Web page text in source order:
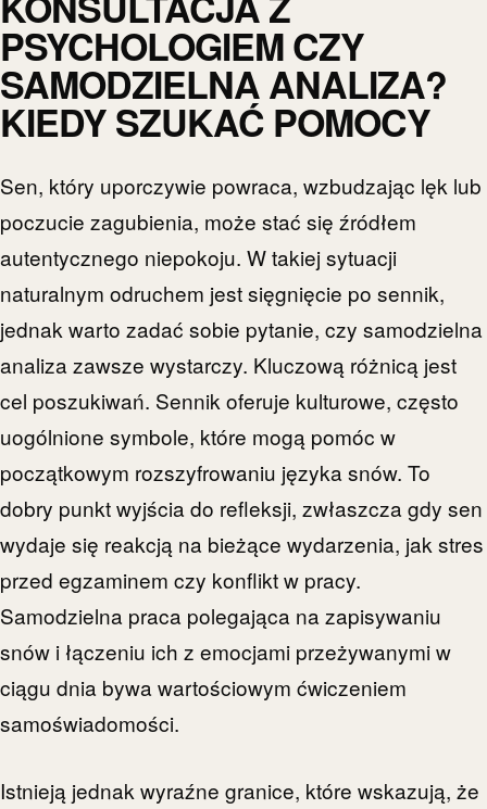
PSYCHOLOGIEM CZY
SAMODZIELNA ANALIZA?
KIEDY SZUKAĆ POMOCY
Sen, który uporczywie powraca, wzbudzając lęk lub
poczucie zagubienia, może stać się źródłem
autentycznego niepokoju. W takiej sytuacji
naturalnym odruchem jest sięgnięcie po sennik,
jednak warto zadać sobie pytanie, czy samodzielna
analiza zawsze wystarczy. Kluczową różnicą jest
cel poszukiwań. Sennik oferuje kulturowe, często
uogólnione symbole, które mogą pomóc w
początkowym rozszyfrowaniu języka snów. To
dobry punkt wyjścia do refleksji, zwłaszcza gdy sen
wydaje się reakcją na bieżące wydarzenia, jak stres
przed egzaminem czy konflikt w pracy.
Samodzielna praca polegająca na zapisywaniu
snów i łączeniu ich z emocjami przeżywanymi w
ciągu dnia bywa wartościowym ćwiczeniem
samoświadomości.
Istnieją jednak wyraźne granice, które wskazują, że